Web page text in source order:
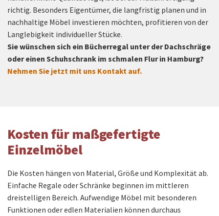
richtig. Besonders Eigentümer, die langfristig planen und in
nachhaltige Möbel investieren möchten, profitieren von der
Langlebigkeit individueller Stücke.
Sie wünschen sich ein Bücherregal unter der Dachschräge
oder einen Schuhschrank im schmalen Flur in Hamburg?
Nehmen Sie jetzt mit uns Kontakt auf.
Kosten für maßgefertigte
Einzelmöbel
Die Kosten hängen von Material, Größe und Komplexität ab.
Einfache Regale oder Schränke beginnen im mittleren
dreistelligen Bereich. Aufwendige Möbel mit besonderen
Funktionen oder edlen Materialien können durchaus